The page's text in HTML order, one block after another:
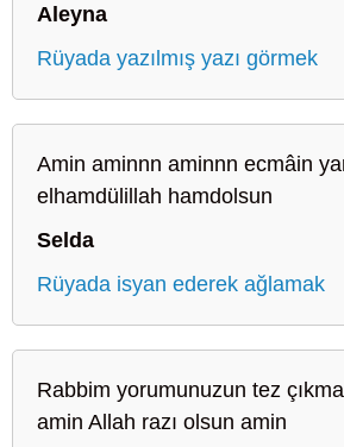
Aleyna
Rüyada yazılmış yazı görmek
Amin aminnn aminnn ecmâin
elhamdülillah hamdolsun
Selda
Rüyada isyan ederek ağlamak
Rabbim yorumunuzun tez
amin Allah razı olsun amin